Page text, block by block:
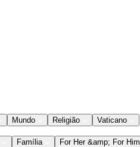
Mundo Religião Vaticano
Família For Her &amp; For Him